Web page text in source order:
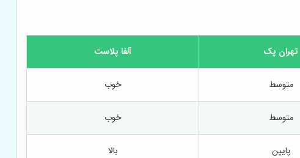
تهران پک آلفا پلاست
متوسط خوب
متوسط خوب
پایین بالا